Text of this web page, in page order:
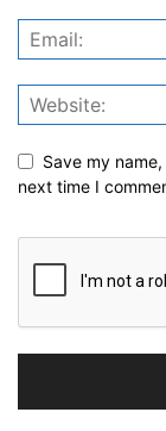
Save my
next time I